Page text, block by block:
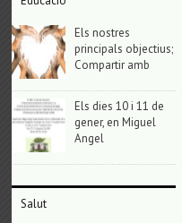
Els nostres
principals objectius;
Compartir amb
Els dies 10 i 11 de
gener, en Miguel
Angel
Salut